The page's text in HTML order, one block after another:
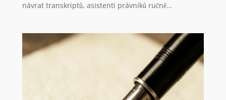
návrat transkriptů, asistenti právníků ručně…